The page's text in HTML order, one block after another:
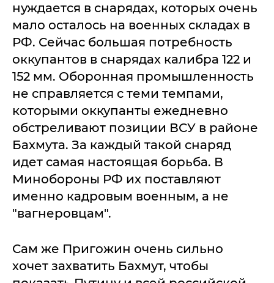
нуждается в снарядах, которых очень
мало осталось на военных складах в
РФ. Сейчас большая потребность
оккупантов в снарядах калибра 122 и
152 мм. Оборонная промышленность
не справляется с теми темпами,
которыми оккупанты ежедневно
обстреливают позиции ВСУ в районе
Бахмута. За каждый такой снаряд
идет самая настоящая борьба. В
Минобороны РФ их поставляют
именно кадровым военным, а не
"вагнеровцам".
Сам же Пригожин очень сильно
хочет захватить Бахмут, чтобы